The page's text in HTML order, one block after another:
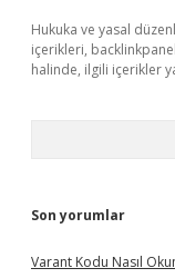
Hukuka ve yasal
içerikleri,
halinde, ilgili içerikler
Son yorumlar
Varant Kodu Nasıl